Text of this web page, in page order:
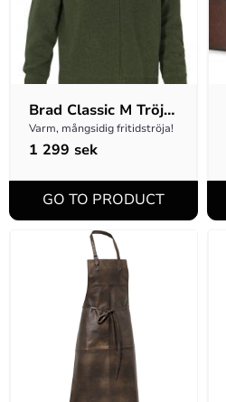
Brad Classic M Tröja
Full-zip - Grön
Varm, mångsidig fritidströja!
1 299 sek